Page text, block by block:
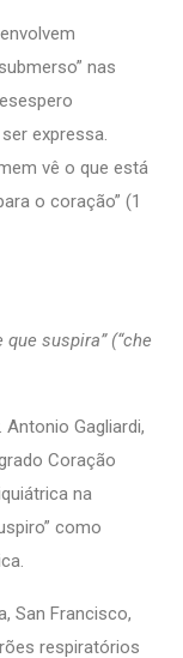
nas
expressa.
vê o que está
o coração” (1
suspira” (“che
Antonio Gagliardi,
Coração
na
como
San Francisco,
respiratórios